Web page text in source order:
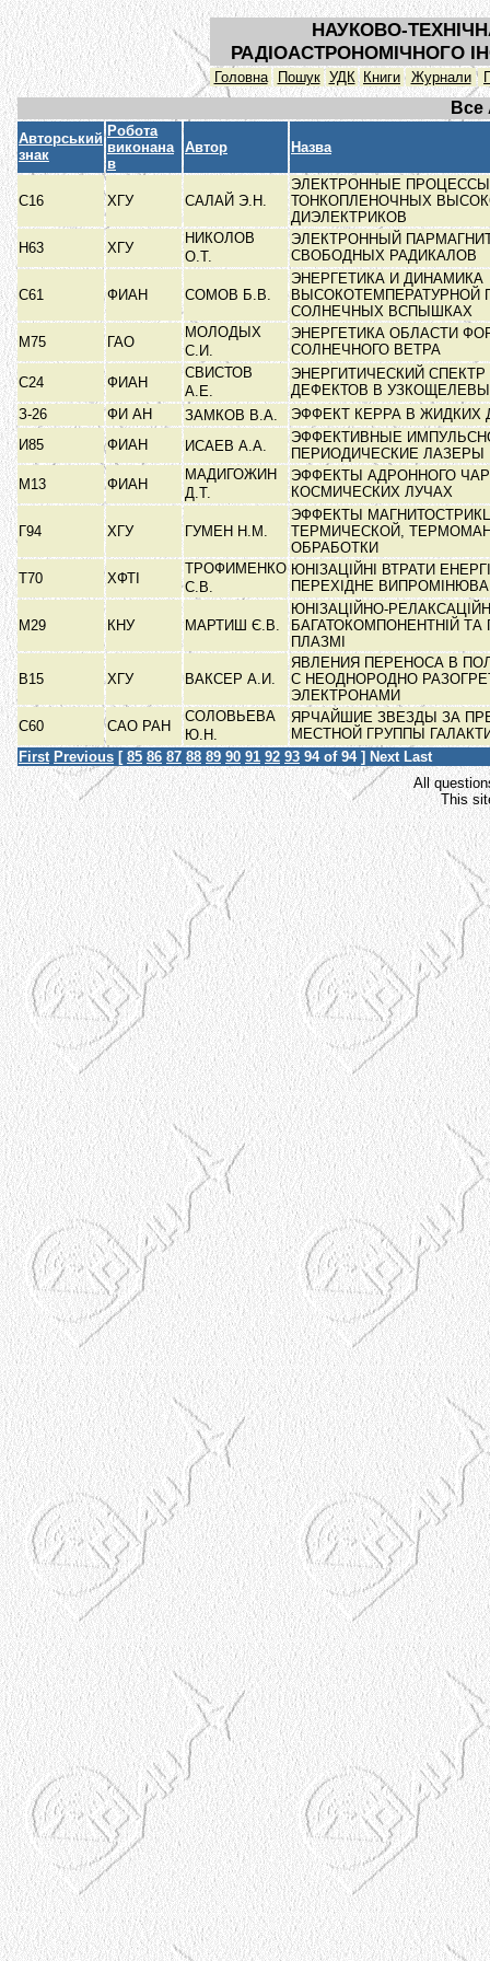
НАУКОВО-
РАДІОАСТРОНОМІЧНОГО
Головна Пошук УДК Книги Журнали
Все
Авторський
знак
Робота
виконана
в
Автор Назва
С16 ХГУ САЛАЙ Э.Н.
ЭЛЕКТРОННЫЕ
ТОНКОПЛЕНОЧНЫХ
ДИЭЛЕКТРИКОВ
Н63
ХГУ
НИКОЛОВ
О.Т.
ЭЛЕКТРОННЫЙ
СВОБОДНЫХ РАДИКАЛОВ
С61 ФИАН СОМОВ Б.В.
ЭНЕРГЕТИКА И ДИНАМИКА
ВЫСОКОТЕМПЕРАТУРНОЙ
СОЛНЕЧНЫХ ВСПЫШКАХ
М75
ГАО
МОЛОДЫХ
С.И.
ЭНЕРГЕТИКА ОБЛАСТИ
СОЛНЕЧНОГО ВЕТРА
С24
ФИАН
СВИСТОВ
А.Е.
ЭНЕРГИТИЧЕСКИЙ
ДЕФЕКТОВ В
З-26
ФИ АН ЗАМКОВ В.А.
ЭФФЕКТ КЕРРА В ЖИДКИХ
И85
ФИАН ИСАЕВ А.А.
ЭФФЕКТИВНЫЕ
ПЕРИОДИЧЕСКИЕ
М13
ФИАН
МАДИГОЖИН
Д.Т.
ЭФФЕКТЫ АДРОННОГО
КОСМИЧЕСКИХ ЛУЧАХ
Г94 ХГУ ГУМЕН Н.М.
ЭФФЕКТЫ
ТЕРМИЧЕСКОЙ,
ОБРАБОТКИ
Т70
ХФТІ
ТРОФИМЕНКО
С.В.
ЮНІЗАЦІЙНІ ВТРАТИ
ПЕРЕХІДНЕ
М29 КНУ МАРТИШ Є.В.
ЮНІЗАЦІЙНО-
БАГАТОКОМПОНЕНТНІЙ ТА
ПЛАЗМІ
В15 ХГУ ВАКСЕР А.И.
ЯВЛЕНИЯ ПЕРЕНОСА В
С НЕОДНОРОДНО
ЭЛЕКТРОНАМИ
С60
САО РАН
СОЛОВЬЕВА
Ю.Н.
ЯРЧАЙШИЕ ЗВЕЗДЫ ЗА
МЕСТНОЙ ГРУППЫ
First Previous [ 85 86 87 88 89 90 91 92 93 94of 94 ] Next Last
All
This